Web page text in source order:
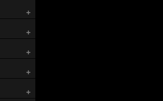
+
+
+
+
+